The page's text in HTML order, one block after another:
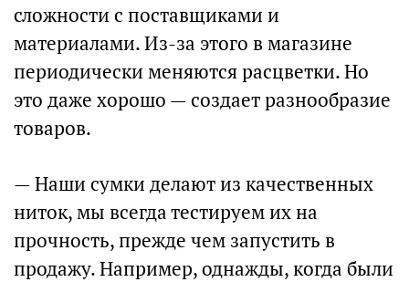
сложности с поставщиками и
материалами. Из-за этого в магазине
периодически меняются расцветки. Но
это даже хорошо — создает разнообразие
товаров.
— Наши сумки делают из качественных
ниток, мы всегда тестируем их на
прочность, прежде чем запустить в
продажу. Например, однажды, когда были